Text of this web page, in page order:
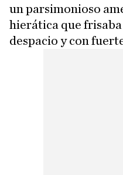
un parsimonioso
hierática que
despacio y con